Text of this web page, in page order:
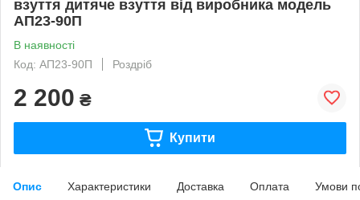
взуття дитяче взуття від виробника модель
АП23-90П
В наявності
Код: АП23-90П
Роздріб
2 200 ₴
Купити
Опис Характеристики Доставка Оплата Умови